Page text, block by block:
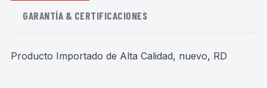
GARANTÍA & CERTIFICACIONES
Producto Importado de Alta Calidad, nuevo, RD